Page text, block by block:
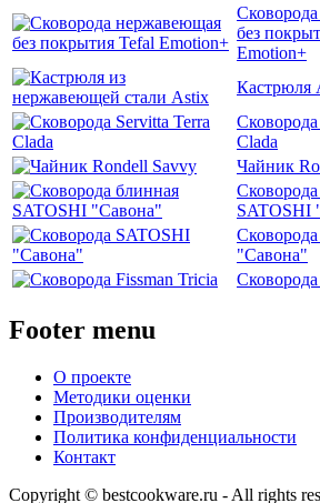
без
Emotion+
Кастрюля
Clada
Чайник
SATOSHI
"Савона"
Footer menu
О проекте
Методики оценки
Производителям
Политика конфиденциальности
Контакт
Copyright © bestcookware.ru - All rights